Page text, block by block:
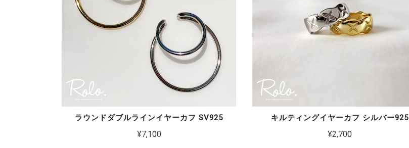
ラウンドダブルラインイヤーカフ SV925
¥7,100
キルティングイヤーカフ シルバー925
¥2,700